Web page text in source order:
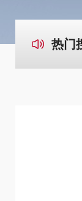
热门